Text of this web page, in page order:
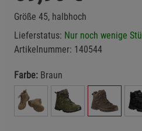
Größe 45, halbhoch
Lieferstatus: Nur noch wenige
Artikelnummer: 140544
Farbe: Braun